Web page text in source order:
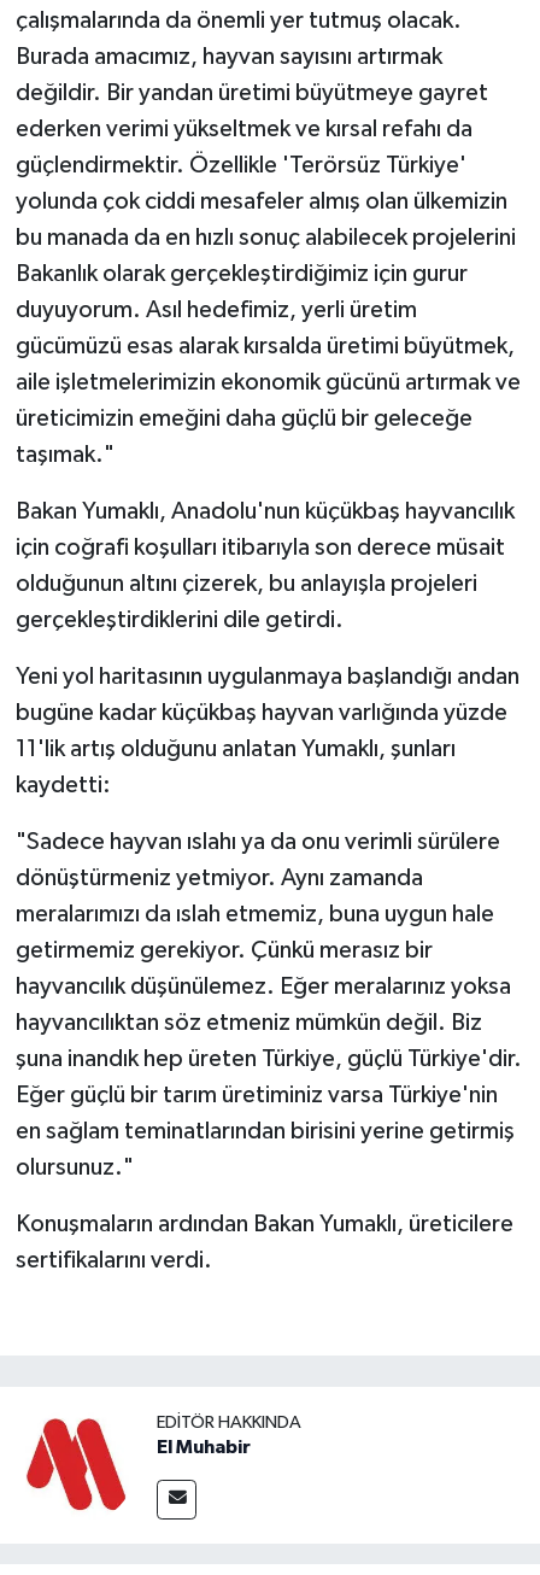
çalışmalarında da önemli yer tutmuş olacak.
Burada amacımız, hayvan sayısını artırmak
değildir. Bir yandan üretimi büyütmeye gayret
ederken verimi yükseltmek ve kırsal refahı da
güçlendirmektir. Özellikle 'Terörsüz Türkiye'
yolunda çok ciddi mesafeler almış olan ülkemizin
bu manada da en hızlı sonuç alabilecek projelerini
Bakanlık olarak gerçekleştirdiğimiz için gurur
duyuyorum. Asıl hedefimiz, yerli üretim
gücümüzü esas alarak kırsalda üretimi büyütmek,
aile işletmelerimizin ekonomik gücünü artırmak ve
üreticimizin emeğini daha güçlü bir geleceğe
taşımak."
Bakan Yumaklı, Anadolu'nun küçükbaş hayvancılık
için coğrafi koşulları itibarıyla son derece müsait
olduğunun altını çizerek, bu anlayışla projeleri
gerçekleştirdiklerini dile getirdi.
Yeni yol haritasının uygulanmaya başlandığı andan
bugüne kadar küçükbaş hayvan varlığında yüzde
11'lik artış olduğunu anlatan Yumaklı, şunları
kaydetti:
"Sadece hayvan ıslahı ya da onu verimli sürülere
dönüştürmeniz yetmiyor. Aynı zamanda
meralarımızı da ıslah etmemiz, buna uygun hale
getirmemiz gerekiyor. Çünkü merasız bir
hayvancılık düşünülemez. Eğer meralarınız yoksa
hayvancılıktan söz etmeniz mümkün değil. Biz
şuna inandık hep üreten Türkiye, güçlü Türkiye'dir.
Eğer güçlü bir tarım üretiminiz varsa Türkiye'nin
en sağlam teminatlarından birisini yerine getirmiş
olursunuz."
Konuşmaların ardından Bakan Yumaklı, üreticilere
sertifikalarını verdi.
EDITÖR HAKKINDA
El Muhabir